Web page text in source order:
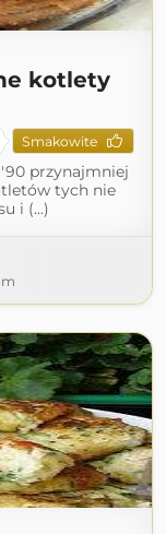
kotlety
Smakowite
przynajmniej
tych nie
i (...)